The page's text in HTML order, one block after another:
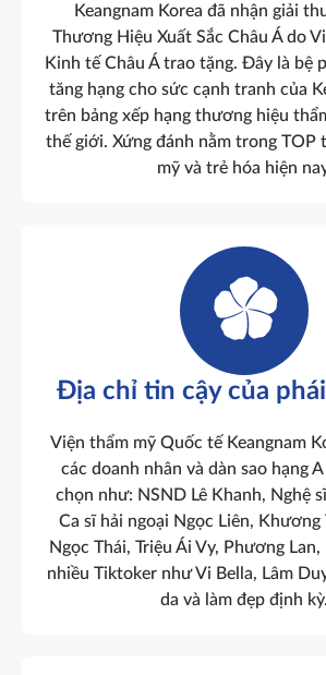
Keangnam Korea đã nhận giải
Thương Hiệu Xuất Sắc Châu Á do
Kinh tế Châu Á trao tặng. Đây là bệ
tăng hạng cho sức cạnh tranh của
trên bảng xếp hạng thương hiệu
thế giới. Xứng đánh nằm trong
mỹ và trẻ hóa hiện
Địa chỉ tin cậy của
Viện thẩm mỹ Quốc tế Keangnam
các doanh nhân và dàn sao hạng
chọn như: NSND Lê Khanh, Nghệ
Ca sĩ hải ngoại Ngọc Liên,
Ngọc Thái, Triệu Ái Vy, Phương
nhiều Tiktoker như Vi Bella, Lâm
da và làm đẹp định kỳ.